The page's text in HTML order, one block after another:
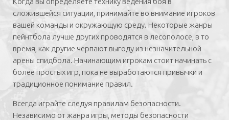
сложившейся ситуации, принимайте во внимание игроков
вашей команды и окружающую среду. Некоторые жанры
пейнтбола лучше других проводятся в лесополосе, в то
время, как другие черпают выгоду из незначительной
арены спидбола. Начинающим игрокам стоит начинать с
более простых игр, пока не выработаются привычки и
традиционное понимание правил.
Всегда играйте следуя правилам безопасности.
Независимо от жанра игры, методы безопасности